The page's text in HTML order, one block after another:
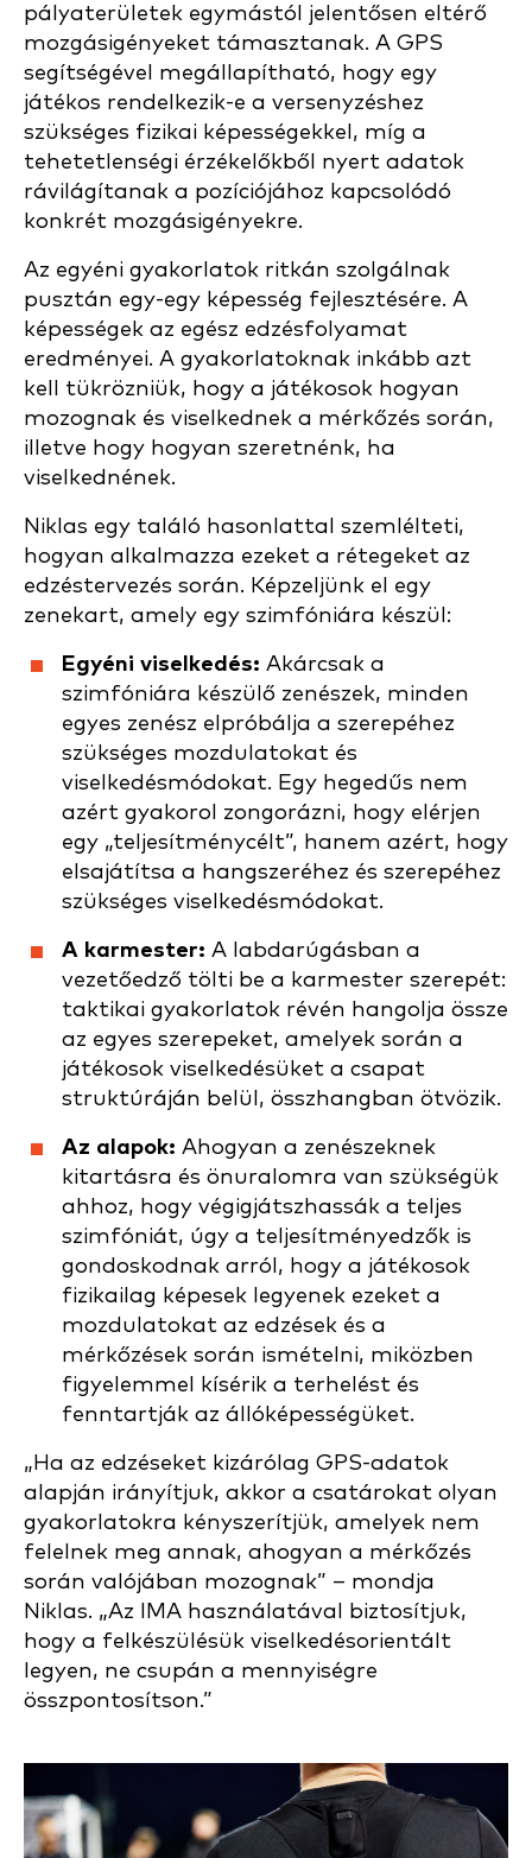
pályaterületek egymástól jelentősen eltérő
mozgásigényeket támasztanak. A GPS
segítségével megállapítható, hogy egy
játékos rendelkezik-e a versenyzéshez
szükséges fizikai képességekkel, míg a
tehetetlenségi érzékelőkből nyert adatok
rávilágítanak a pozíciójához kapcsolódó
konkrét mozgásigényekre.
Az egyéni gyakorlatok ritkán szolgálnak
pusztán egy-egy képesség fejlesztésére. A
képességek az egész edzésfolyamat
eredményei. A gyakorlatoknak inkább azt
kell tükrözniük, hogy a játékosok hogyan
mozognak és viselkednek a mérkőzés során,
illetve hogy hogyan szeretnénk, ha
viselkednének.
Niklas egy találó hasonlattal szemlélteti,
hogyan alkalmazza ezeket a rétegeket az
edzéstervezés során. Képzeljünk el egy
zenekart, amely egy szimfóniára készül:
Egyéni viselkedés: Akárcsak a
szimfóniára készülő zenészek, minden
egyes zenész elpróbálja a szerepéhez
szükséges mozdulatokat és
viselkedésmódokat. Egy hegedűs nem
azért gyakorol zongorázni, hogy elérjen
egy „teljesítménycélt”, hanem azért, hogy
elsajátítsa a hangszeréhez és szerepéhez
szükséges viselkedésmódokat.
A karmester: A labdarúgásban a
vezetőedző tölti be a karmester szerepét:
taktikai gyakorlatok révén hangolja össze
az egyes szerepeket, amelyek során a
játékosok viselkedésüket a csapat
struktúráján belül, összhangban ötvözik.
Az alapok: Ahogyan a zenészeknek
kitartásra és önuralomra van szükségük
ahhoz, hogy végigjátszhassák a teljes
szimfóniát, úgy a teljesítményedzők is
gondoskodnak arról, hogy a játékosok
fizikailag képesek legyenek ezeket a
mozdulatokat az edzések és a
mérkőzések során ismételni, miközben
figyelemmel kísérik a terhelést és
fenntartják az állóképességüket.
„Ha az edzéseket kizárólag GPS-adatok
alapján irányítjuk, akkor a csatárokat olyan
gyakorlatokra kényszerítjük, amelyek nem
felelnek meg annak, ahogyan a mérkőzés
során valójában mozognak” – mondja
Niklas. „Az IMA használatával biztosítjuk,
hogy a felkészülésük viselkedésorientált
legyen, ne csupán a mennyiségre
összpontosítson.”